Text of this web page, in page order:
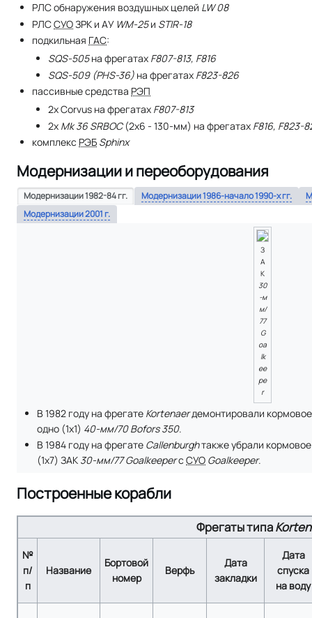
РЛС обнаружения воздушных целей LW 08
РЛССУОЗРК и АУ WM-25и STIR-18
подкильная ГАС:
SQS-505на фрегатах F807-813, F816
SQS-509 (PHS-36)на фрегатах F823-826
пассивные средства РЭП
2x Corvus на фрегатах F807-813
2x Mk 36 SRBOC(2х6 - 130-мм) на фрегатах F816, F823-
комплекс РЭБ Sphinx
Модернизации и переоборудования
Модернизации 1982-84 гг. Модернизации 1986-начало 1990-х гг.
Модернизации 2001 г.
З
А
К
30
-м
м/
77
G
oa
lk
ee
pe
r
В 1982 году на фрегате Kortenaerдемонтировали
одно (1x1) 40-мм/70 Bofors 350.
В 1984 году на фрегате Callenburghтакже убрали
(1x7) ЗАК 30-мм/77 GoalkeeperсСУО Goalkeeper.
Построенные корабли
Фрегаты типа
№
п/
п
Название
Бортовой
номер
Верфь
Дата
закладки
Дата
спуска
на воду